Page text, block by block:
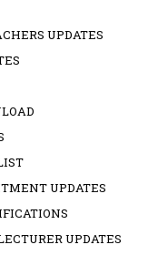
UPDATES
UPDATES
UPDATES